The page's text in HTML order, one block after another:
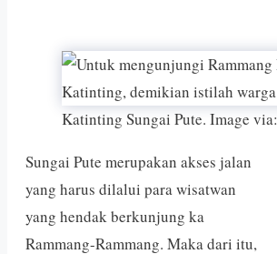
Katinting Sungai Pute. Image via:
Sungai Pute merupakan akses jalan
yang harus dilalui para wisatwan
yang hendak berkunjung ka
Rammang-Rammang. Maka dari itu,